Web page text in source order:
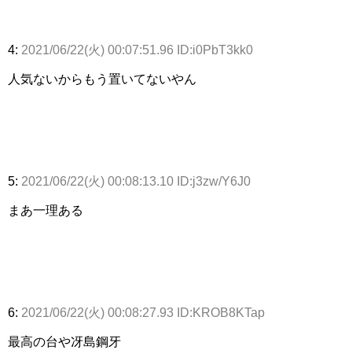
4: 2021/06/22(火) 00:07:51.96 ID:i0PbT3kk0
人気ないからもう置いてないやん
5: 2021/06/22(火) 00:08:13.10 ID:j3zw/Y6J0
まあ一理ある
6: 2021/06/22(火) 00:08:27.93 ID:KROB8KTap
最高の台や冴島鋼牙